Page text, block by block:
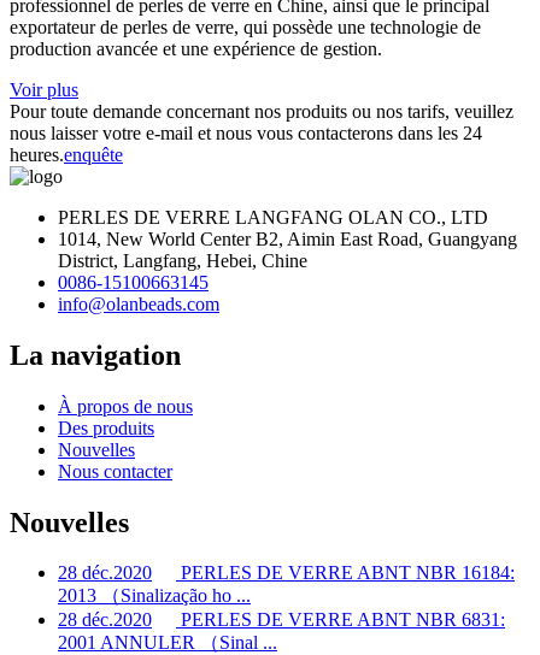
professionnel de perles de verre en Chine, ainsi que le principal
exportateur de perles de verre, qui possède une technologie de
production avancée et une expérience de gestion.
Voir plus
Pour toute demande concernant nos produits ou nos tarifs, veuillez
nous laisser votre e-mail et nous vous contacterons dans les 24
heures.enquête
PERLES DE VERRE LANGFANG OLAN CO., LTD
1014, New World Center B2, Aimin East Road, Guangyang
District, Langfang, Hebei, Chine
0086-15100663145
info@olanbeads.com
La navigation
À propos de nous
Des produits
Nouvelles
Nous contacter
Nouvelles
28 déc.2020
PERLES DE VERRE ABNT NBR 16184:
2013 （Sinalização ho ...
28 déc.2020
PERLES DE VERRE ABNT NBR 6831:
2001 ANNULER （Sinal ...